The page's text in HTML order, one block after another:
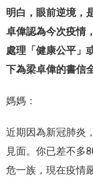
明白，眼前逆境，
卓偉認為今次疫情
處理「健康公平」
下為梁卓偉的書信
媽媽：
近期因為新冠肺炎
見面。你已差不多
危一族，現在疫情